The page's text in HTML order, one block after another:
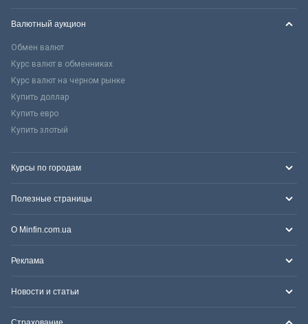
Валютный аукцион
Обмен валют
Курс валют в обменниках
Курс валют на черном рынке
Купить доллар
Купить евро
Купить злотый
Курсы по городам
Полезные страницы
О Minfin.com.ua
Реклама
Новости и статьи